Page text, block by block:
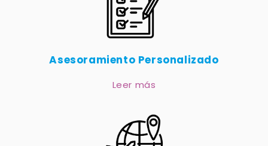
Asesoramiento Personalizado
Leer más